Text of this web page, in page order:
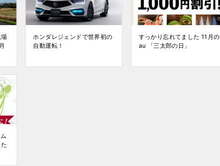
ホンダレジェンドで世界初の
自動運転！
すっかり忘れてました 11月の
au 「三太郎の日」